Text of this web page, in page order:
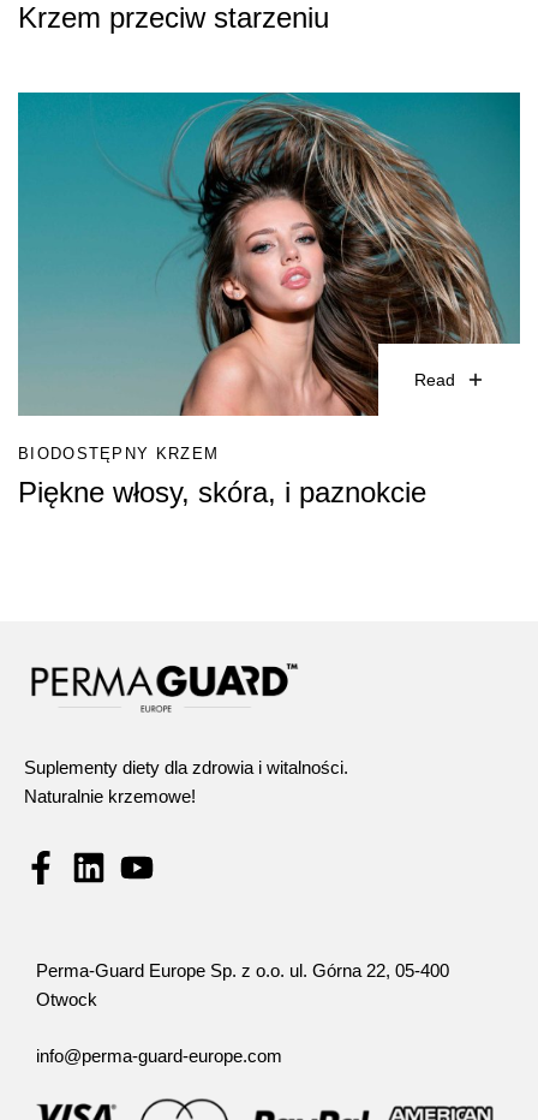
Krzem przeciw starzeniu
Read
BIODOSTĘPNY KRZEM
Piękne włosy, skóra, i paznokcie
Suplementy diety dla zdrowia i witalności.
Naturalnie krzemowe!
Perma-Guard Europe Sp. z o.o. ul. Górna 22, 05-400
Otwock
info@perma-guard-europe.com